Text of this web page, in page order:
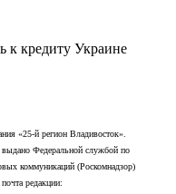
к кредиту Украине
«25-й регион Владивосток».
Федеральной службой по
коммуникаций (Роскомнадзор)
редакции: